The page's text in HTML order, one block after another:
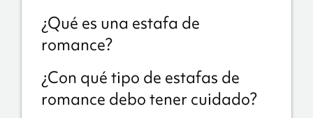
¿Qué es una estafa de
romance?
¿Con qué tipo de estafas de
romance debo tener cuidado?